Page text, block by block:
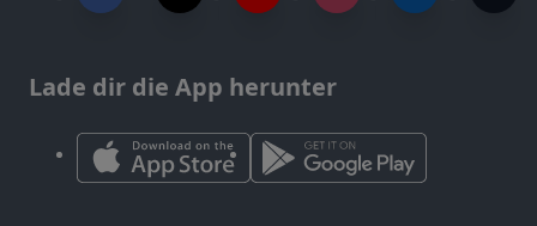
Lade dir die App herunter